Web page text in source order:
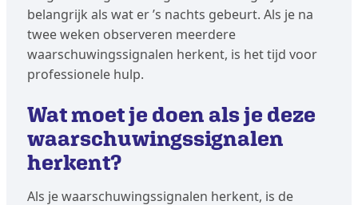
belangrijk als wat er ’s nachts gebeurt. Als je na
twee weken observeren meerdere
waarschuwingssignalen herkent, is het tijd voor
professionele hulp.
Wat moet je doen als je deze
waarschuwingssignalen
herkent?
Als je waarschuwingssignalen herkent, is de